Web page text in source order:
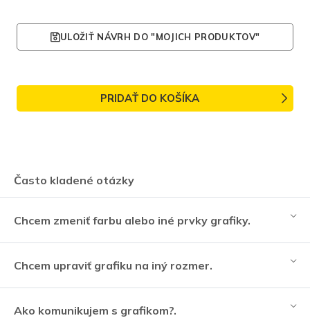
ULOŽIŤ NÁVRH DO "MOJICH PRODUKTOV"
PRIDAŤ DO KOŠÍKA
Často kladené otázky
Chcem zmeniť farbu alebo iné prvky grafiky.
Chcem upraviť grafiku na iný rozmer.
Ako komunikujem s grafikom?.